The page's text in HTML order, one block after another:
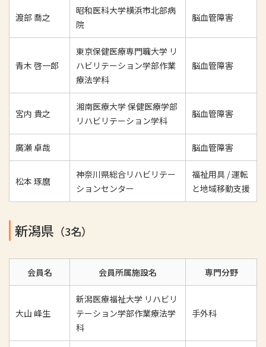
渡部 喬之
昭和医科大学横浜市北部病
院
脳血管障害
青木 啓一郎
東京保健医療専門職大学 リ
ハビリテーション学部作業
療法学科
脳血管障害
宮内 貴之
湘南医療大学 保健医療学部
リハビリテーション学科
脳血管障害
廣瀬 卓哉 脳血管障害
松本 琢麿
神奈川県総合リハビリテー
ションセンター
福祉用具 / 運転
と地域移動支援
新潟県 （3名）
会員名 会員所属施設名 専門分野
大山 峰生
新潟医療福祉大学 リハビリ
テーション学部作業療法学
科
手外科